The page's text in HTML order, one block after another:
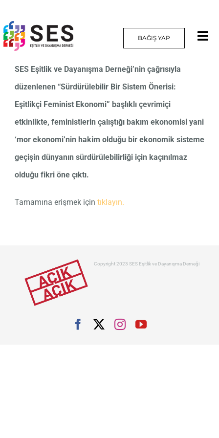
to
content
BAĞIŞ YAP
Hakkımızda
Projelerimiz
Platform
Yılın Kadınları
İletişim
SES Eşitlik ve Dayanışma Derneği’nin çağrısıyla
düzenlenen “Sürdürülebilir Bir Sistem Önerisi:
Eşitlikçi Feminist Ekonomi” başlıklı çevrimiçi
etkinlikte, feministlerin çalıştığı bakım ekonomisi yani
‘mor ekonomi’nin hakim olduğu bir ekonomik sisteme
geçişin dünyanın sürdürülebilirliği için kaçınılmaz
olduğu fikri öne çıktı.
Tamamına erişmek için tıklayın.
Copyright 2023 SES Eşitlik ve Dayanışma Derneği
FacebookInstagramYouTube